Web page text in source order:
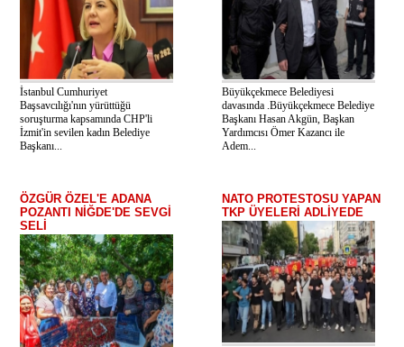
İstanbul Cumhuriyet
Başsavcılığı'nın yürüttüğü
soruşturma kapsamında CHP'li
İzmit'in sevilen kadın Belediye
Başkanı...
Büyükçekmece Belediyesi
davasında .Büyükçekmece Belediye
Başkanı Hasan Akgün, Başkan
Yardımcısı Ömer Kazancı ile
Adem...
ÖZGÜR ÖZEL'E ADANA
POZANTI NİĞDE'DE SEVGİ
SELİ
NATO PROTESTOSU YAPAN
TKP ÜYELERİ ADLİYEDE